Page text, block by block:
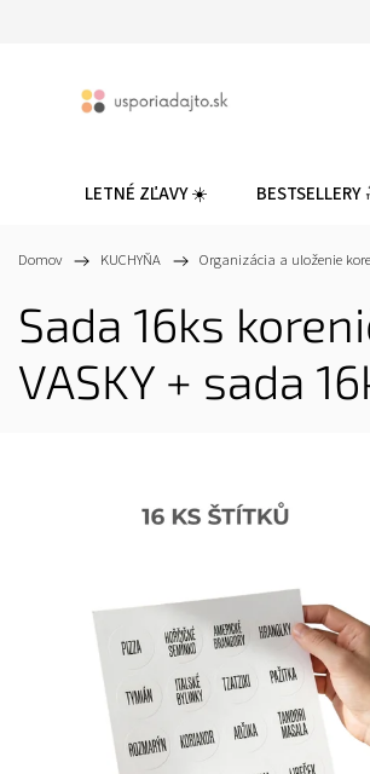
LETNÉ ZĽAVY ☀️ BESTSELLERY
Domov / KUCHYŇA / Organizácia a uloženie
Sada 16ks
VASKY + sada